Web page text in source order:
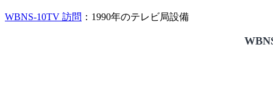
WBNS-10TV 訪問 ：1990年のテレビ局設備